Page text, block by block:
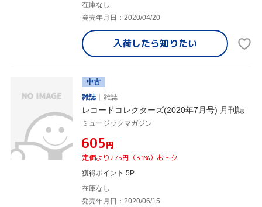
在庫なし
発売年月日：2020/04/20
入荷したら知りたい
中古
雑誌
雑誌
レコードコレクターズ(2020年7月号) 月刊誌
ミュージックマガジン
¥605円
定価より275円（31%）おトク
獲得ポイント 5P
在庫なし
発売年月日：2020/06/15